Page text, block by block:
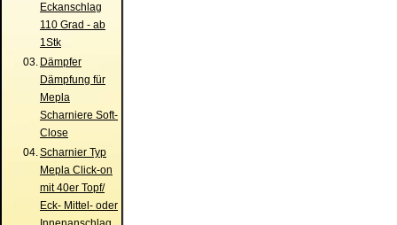
Eckanschlag
110 Grad - ab
1Stk
03. Dämpfer
Dämpfung für
Mepla
Scharniere Soft-
Close
04.Scharnier Typ
Mepla Click-on
mit 40er Topf/
Eck- Mittel- oder